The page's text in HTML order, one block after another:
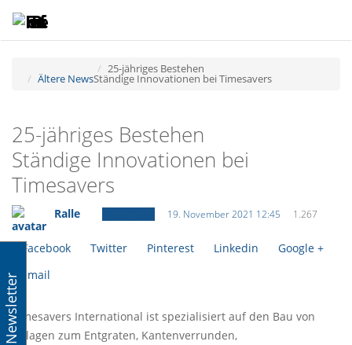
Ältere News
25-jähriges Bestehen
Ständige Innovationen bei Timesavers
25-jähriges Bestehen
Ständige Innovationen bei
Timesavers
Ralle 19. November 2021 12:45 1.267
Facebook Twitter Pinterest Linkedin
Google +
Email
Timesavers International ist spezialisiert auf den Bau von
Anlagen zum Entgraten, Kantenverrunden,
Newsletter